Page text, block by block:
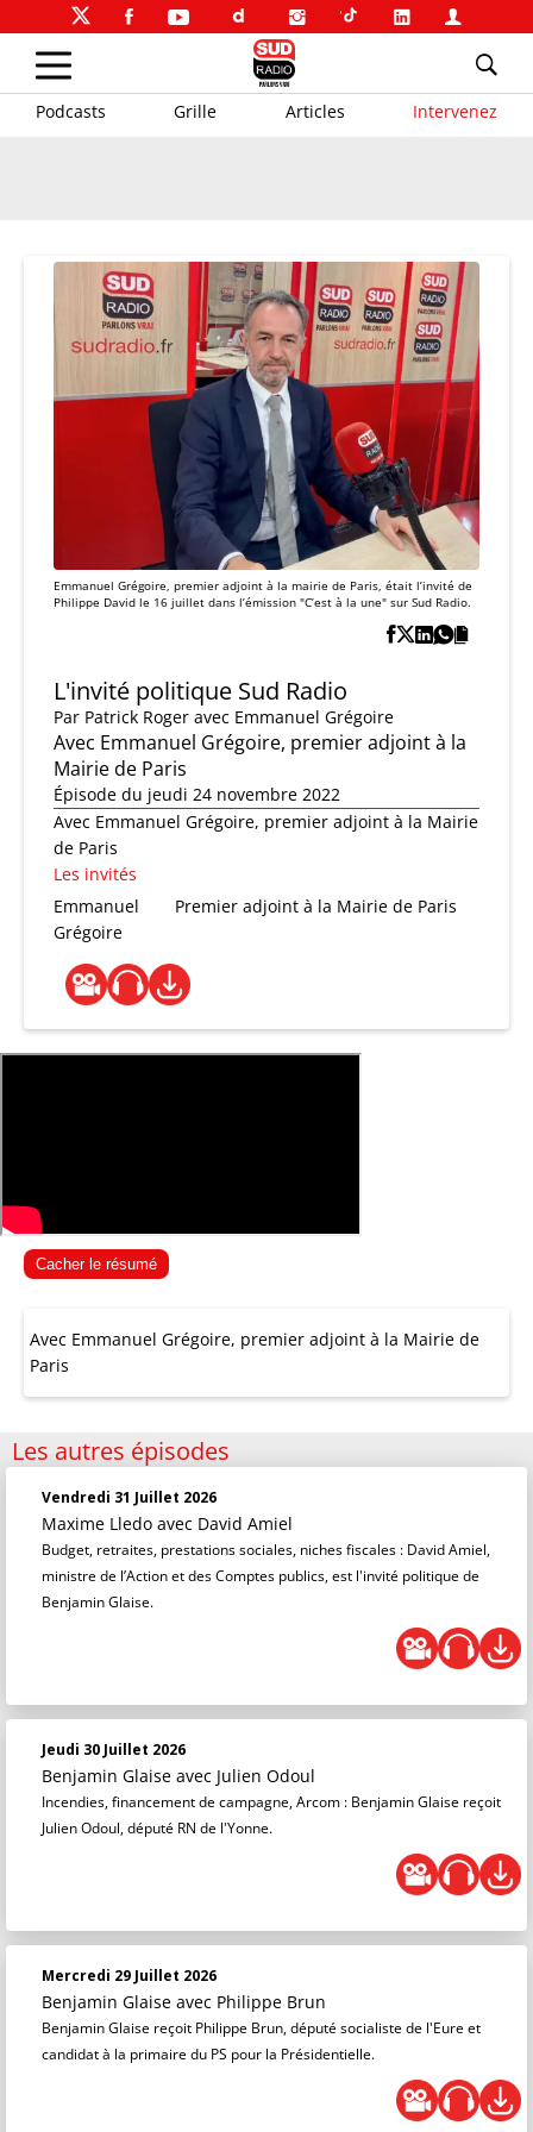
Podcasts Grille Articles Intervenez
Emmanuel Grégoire, premier adjoint à la mairie de Paris, était l’invité de
Philippe David le 16 juillet dans l’émission "C’est à la une" sur Sud Radio.
L'invité politique Sud Radio
Par Patrick Roger avec Emmanuel Grégoire
Avec Emmanuel Grégoire, premier adjoint à la
Mairie de Paris
Épisode du jeudi 24 novembre 2022
Avec Emmanuel Grégoire, premier adjoint à la Mairie
de Paris
Les invités
Emmanuel
Grégoire
Premier adjoint à la Mairie de Paris
Cacher le résumé
Avec Emmanuel Grégoire, premier adjoint à la Mairie de
Paris
Les autres épisodes
Vendredi 31 Juillet 2026
Maxime Lledo avec David Amiel
Budget, retraites, prestations sociales, niches fiscales : David Amiel,
ministre de l’Action et des Comptes publics, est l'invité politique de
Benjamin Glaise.
Jeudi 30 Juillet 2026
Benjamin Glaise avec Julien Odoul
Incendies, financement de campagne, Arcom : Benjamin Glaise reçoit
Julien Odoul, député RN de l'Yonne.
Mercredi 29 Juillet 2026
Benjamin Glaise avec Philippe Brun
Benjamin Glaise reçoit Philippe Brun, député socialiste de l'Eure et
candidat à la primaire du PS pour la Présidentielle.